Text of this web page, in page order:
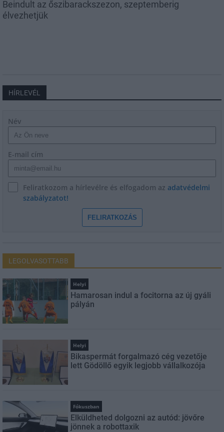
Beindult az őszibarackszezon, szeptemberig
élvezhetjük
HÍRLEVÉL
Név
E-mail cím
Feliratkozom a hírlevélre és elfogadom az adatvédelmi
szabályzatot!
FELIRATKOZÁS
LEGOLVASOTTABB
Helyi
Hamarosan indul a focitorna az új gyáli
pályán
Helyi
Bikaspermát forgalmazó cég vezetője
lett Gödöllő egyik legjobb vállalkozója
Fókuszban
Elküldheted dolgozni az autód: jövőre
jönnek a robottaxik